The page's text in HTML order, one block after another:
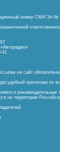
номер СМИ Эл №
41
на сайт обязательна
претензии
рекомендательные
на территории